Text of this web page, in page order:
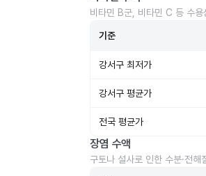
비타민 B군, 비타민 C 등 수
기준
강서구 최저가
강서구 평균가
전국 평균가
장염 수액
구토나 설사로 인한 수분·전